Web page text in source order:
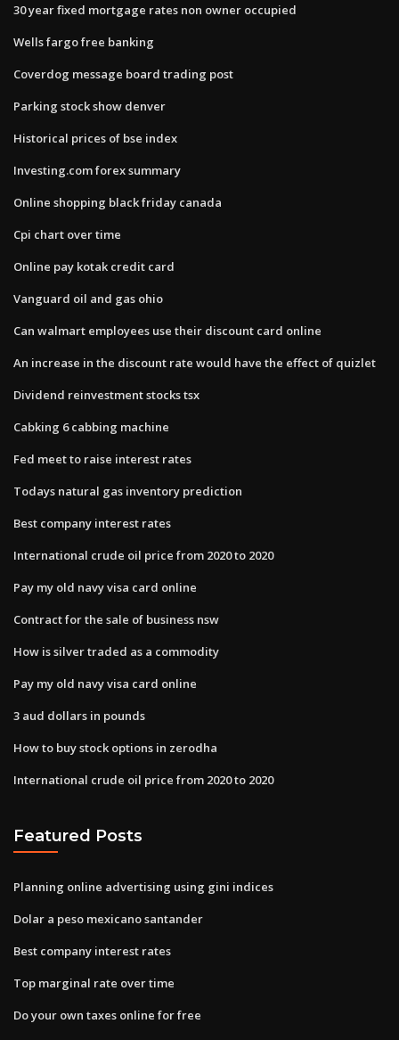
30 year fixed mortgage rates non owner occupied
Wells fargo free banking
Coverdog message board trading post
Parking stock show denver
Historical prices of bse index
Investing.com forex summary
Online shopping black friday canada
Cpi chart over time
Online pay kotak credit card
Vanguard oil and gas ohio
Can walmart employees use their discount card online
An increase in the discount rate would have the effect of quizlet
Dividend reinvestment stocks tsx
Cabking 6 cabbing machine
Fed meet to raise interest rates
Todays natural gas inventory prediction
Best company interest rates
International crude oil price from 2020 to 2020
Pay my old navy visa card online
Contract for the sale of business nsw
How is silver traded as a commodity
Pay my old navy visa card online
3 aud dollars in pounds
How to buy stock options in zerodha
International crude oil price from 2020 to 2020
Featured Posts
Planning online advertising using gini indices
Dolar a peso mexicano santander
Best company interest rates
Top marginal rate over time
Do your own taxes online for free